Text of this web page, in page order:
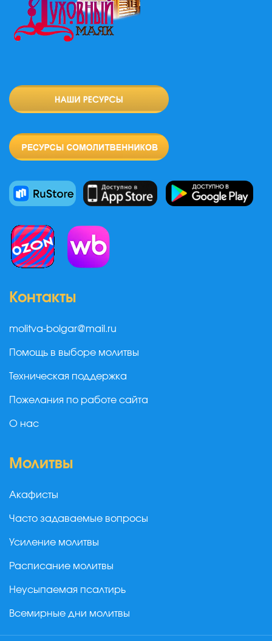
Контакты
molitva-bolgar@mail.ru
Помощь в выборе молитвы
Техническая поддержка
Пожелания по работе сайта
О нас
Молитвы
Акафисты
Часто задаваемые вопросы
Усиление молитвы
Расписание молитвы
Неусыпаемая псалтирь
Всемирные дни молитвы